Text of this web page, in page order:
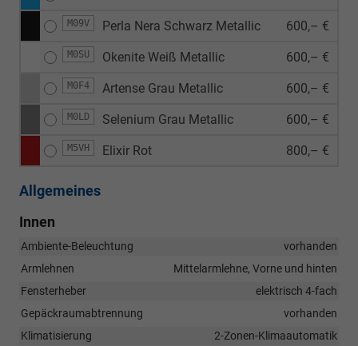
M09V Perla Nera Schwarz Metallic 600,– €
M0SU Okenite Weiß Metallic 600,– €
M0F4 Artense Grau Metallic 600,– €
M0LD Selenium Grau Metallic 600,– €
M5VH Elixir Rot 800,– €
Allgemeines
Innen
Ambiente-Beleuchtung
vorhanden
Armlehnen
Mittelarmlehne, Vorne und hinten
Fensterheber
elektrisch 4-fach
Gepäckraumabtrennung
vorhanden
Klimatisierung
2-Zonen-Klimaautomatik